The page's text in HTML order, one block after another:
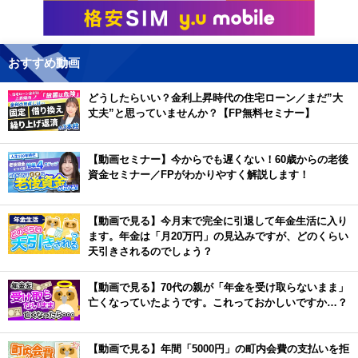
おすすめ動画
どうしたらいい？金利上昇時代の住宅ローン／まだ”大
丈夫”と思っていませんか？【FP無料セミナー】
【動画セミナー】今からでも遅くない！60歳からの老後
資金セミナー／FPがわかりやすく解説します！
【動画で見る】今月末で完全に引退して年金生活に入り
ます。年金は「月20万円」の見込みですが、どのくらい
天引きされるのでしょう？
【動画で見る】70代の親が「年金を受け取らないまま」
亡くなっていたようです。これっておかしいですか…？
【動画で見る】年間「5000円」の町内会費の支払いを拒